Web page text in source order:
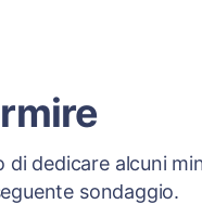
dedicare alcuni
sondaggio.